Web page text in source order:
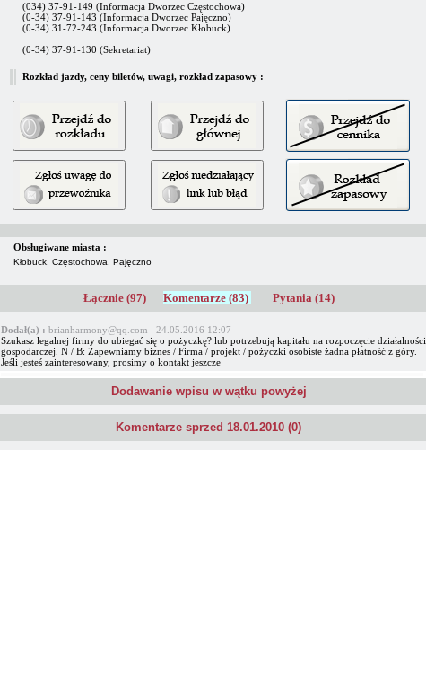
(034) 37-91-149 (Informacja Dworzec Częstochowa)
(0-34) 37-91-143 (Informacja Dworzec Pajęczno)
(0-34) 31-72-243 (Informacja Dworzec Kłobuck)
(0-34) 37-91-130 (Sekretariat)
Rozkład jazdy, ceny biletów, uwagi, rozkład zapasowy :
Obsługiwane miasta :
Kłobuck, Częstochowa, Pajęczno
Łącznie (97) Komentarze (83) Pytania (14)
Dodał(a) : brianharmony@qq.com 24.05.2016 12:07
Szukasz legalnej firmy do ubiegać się o pożyczkę? lub potrzebują kapitału na rozpoczęcie działalności
gospodarczej. N / B: Zapewniamy biznes / Firma / projekt / pożyczki osobiste żadna płatność z góry.
Jeśli jesteś zainteresowany, prosimy o kontakt jeszcze
Dodawanie wpisu w wątku powyżej
Komentarze sprzed 18.01.2010 (0)